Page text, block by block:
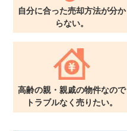
自分に合った売却方法が分か
らない。
高齢の親・親戚の物件なので
トラブルなく売りたい。